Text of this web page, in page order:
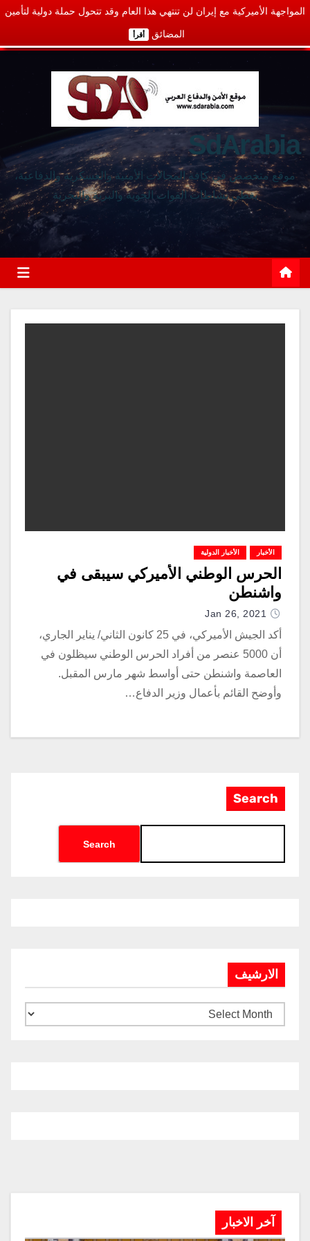
المواجهة الأميركية مع إيران لن تنتهي هذا العام وقد تتحول حملة دولية لتأمين
المضائق أقرأ
SdArabia
موقع متخصص في كافة المجالات الأمنية والعسكرية والدفاعية،
يغطي نشاطات القوات الجوية والبرية والبحرية
الأخبار الأخبار الدولية
الحرس الوطني الأميركي سيبقى في
واشنطن
Jan 26, 2021
أكد الجيش الأميركي، في 25 كانون الثاني/ يناير الجاري،
أن 5000 عنصر من أفراد الحرس الوطني سيظلون في
العاصمة واشنطن حتى أواسط شهر مارس المقبل.
وأوضح القائم بأعمال وزير الدفاع…
Search
Search
الارشيف
آخر الاخبار